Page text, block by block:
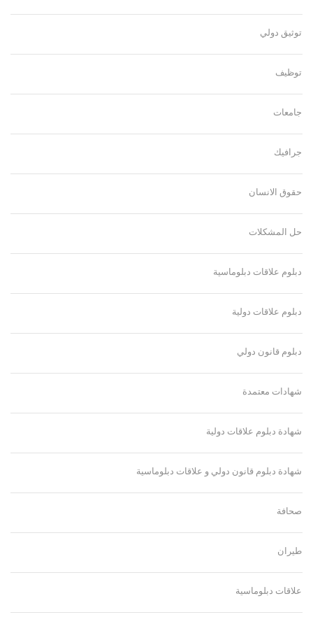
توثيق دولي
توظيف
جامعات
جرافيك
حقوق الانسان
حل المشكلات
دبلوم علاقات دبلوماسية
دبلوم علاقات دولية
دبلوم قانون دولي
شهادات معتمدة
شهادة دبلوم علاقات دولية
شهادة دبلوم قانون دولي و علاقات دبلوماسية
صحافة
طيران
علاقات دبلوماسية